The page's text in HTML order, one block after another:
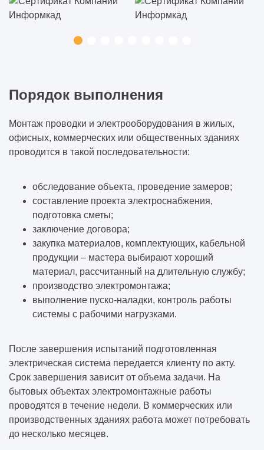
Порядок выполнения
Монтаж проводки и электрооборудования в жилых,
офисных, коммерческих или общественных зданиях
проводится в такой последовательности:
обследование объекта, проведение замеров;
составление проекта электроснабжения,
подготовка сметы;
заключение договора;
закупка материалов, комплектующих, кабельной
продукции – мастера выбирают хороший
материал, рассчитанный на длительную службу;
производство электромонтажа;
выполнение пуско-наладки, контроль работы
системы с рабочими нагрузками.
После завершения испытаний подготовленная
электрическая система передается клиенту по акту.
Срок завершения зависит от объема задачи. На
бытовых объектах электромонтажные работы
проводятся в течение недели. В коммерческих или
производственных зданиях работа может потребовать
до несколько месяцев.